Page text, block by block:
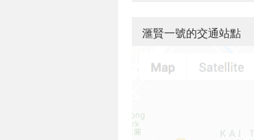
滙賢一號的交通站點